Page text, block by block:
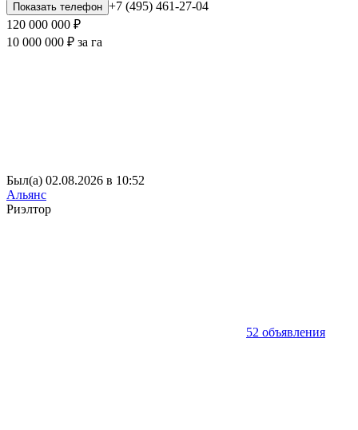
Показать телефон +7 (495) 461-27-04
120 000 000 ₽
10 000 000 ₽ за га
Был(а) 02.08.2026 в 10:52
Альянс
Риэлтор
52 объявления